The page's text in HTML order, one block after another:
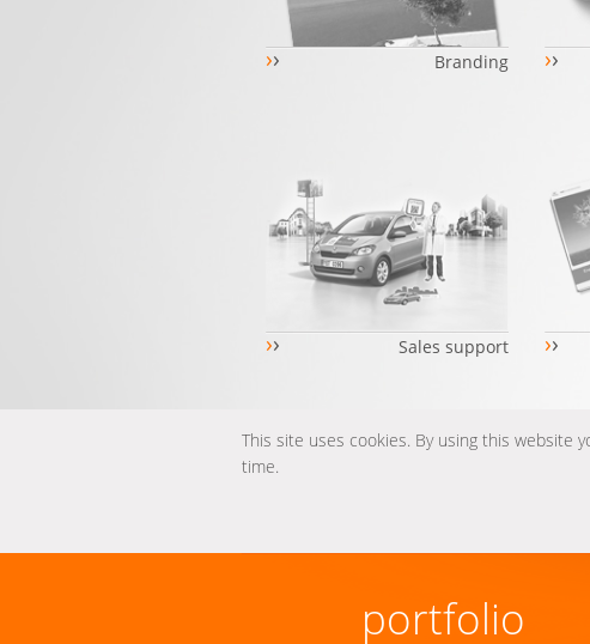
›› Branding ››
›› Sales support ››
This site uses cookies. By using this website
time.
portfolio